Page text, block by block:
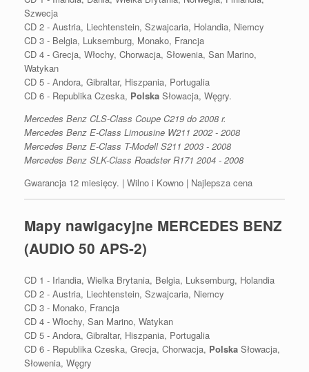
Szwecja
CD 2 - Austria, Liechtenstein, Szwajcaria, Holandia, Niemcy
CD 3 - Belgia, Luksemburg, Monako, Francja
CD 4 - Grecja, Włochy, Chorwacja, Słowenia, San Marino,
Watykan
CD 5 - Andora, Gibraltar, Hiszpania, Portugalia
CD 6 - Republika Czeska, Polska Słowacja, Węgry.
Mercedes Benz CLS-Class Coupe C219 do 2008 r.
Mercedes Benz E-Class Limousine W211 2002 - 2008
Mercedes Benz E-Class T-Modell S211 2003 - 2008
Mercedes Benz SLK-Class Roadster R171 2004 - 2008
Gwarancja 12 miesięcy. | Wilno i Kowno | Najlepsza cena
Mapy nawigacyjne MERCEDES BENZ
(AUDIO 50 APS-2)
CD 1 - Irlandia, Wielka Brytania, Belgia, Luksemburg, Holandia
CD 2 - Austria, Liechtenstein, Szwajcaria, Niemcy
CD 3 - Monako, Francja
CD 4 - Włochy, San Marino, Watykan
CD 5 - Andora, Gibraltar, Hiszpania, Portugalia
CD 6 - Republika Czeska, Grecja, Chorwacja, Polska Słowacja,
Słowenia, Węgry